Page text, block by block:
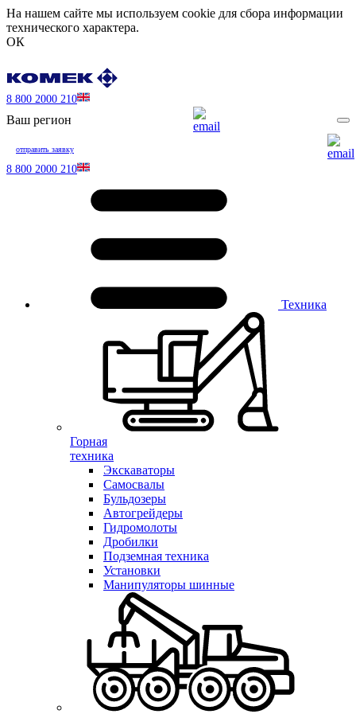
На нашем сайте мы используем cookie для сбора информации
технического характера.
ОК
8 800 2000 210
Ваш регион
отправить заявку
8 800 2000 210
Техника
Горная
техника
Экскаваторы
Самосвалы
Бульдозеры
Автогрейдеры
Гидромолоты
Дробилки
Подземная техника
Установки
Манипуляторы шинные